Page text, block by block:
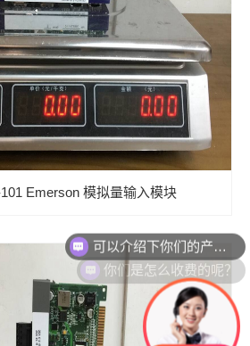
Emerson 模拟量输入模块
你们是怎么收费的呢？